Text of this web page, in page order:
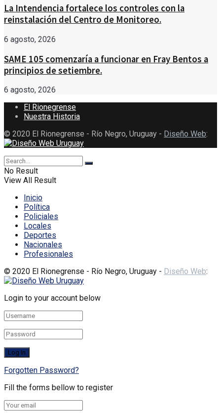
La Intendencia fortalece los controles con la
reinstalación del Centro de Monitoreo.
6 agosto, 2026
SAME 105 comenzaría a funcionar en Fray Bentos a
principios de setiembre.
6 agosto, 2026
El Rionegrense
Nuestra Historia
© 2020 El Rionegrense - Río Negro, Uruguay - Diseño Web:
No Result
View All Result
Inicio
Política
Policiales
Locales
Deportes
Nacionales
Profesionales
© 2020 El Rionegrense - Río Negro, Uruguay - Diseño Web:
Login to your account below
Forgotten Password?
Fill the forms bellow to register